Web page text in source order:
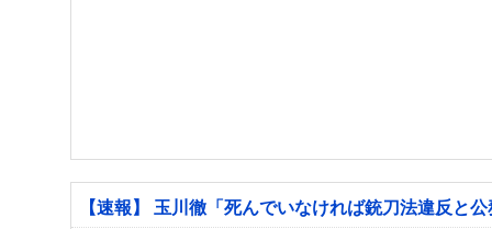
【速報】 玉川徹「死んでいなければ銃刀法違反と